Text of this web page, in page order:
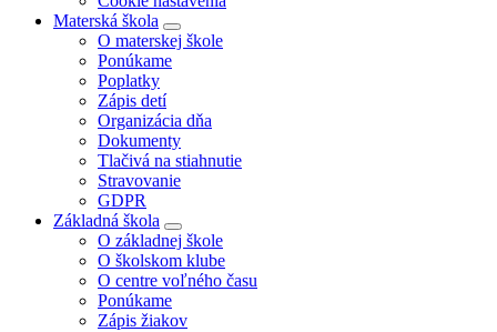
Materská škola
O materskej škole
Ponúkame
Poplatky
Zápis detí
Organizácia dňa
Dokumenty
Tlačivá na stiahnutie
Stravovanie
GDPR
Základná škola
O základnej škole
O školskom klube
O centre voľného času
Ponúkame
Zápis žiakov